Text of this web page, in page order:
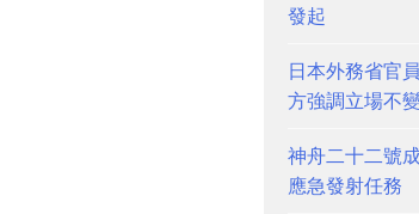
發起
日本外務省官
方強調立場不
神舟二十二號
應急發射任務